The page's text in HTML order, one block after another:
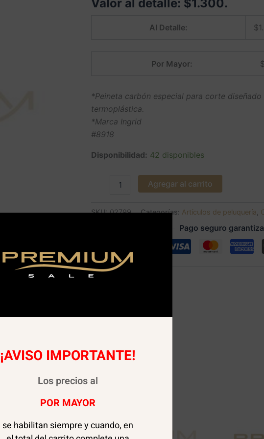
5.00
sobre
Valor al detalle: $1.300.
Al Detalle: $
Por Mayor: $
*Peineta carbón especial para corte
termoplástica.
*Marca Ingrid
#8918
Disponibilidad: 42 disponibles
Agregar al carrito
SKU:02799 Categorías: Artículos de peluquería
Pago seguro
¡AVISO IMPORTANTE!
Los precios al
POR MAYOR
se habilitan siempre y cuando, en